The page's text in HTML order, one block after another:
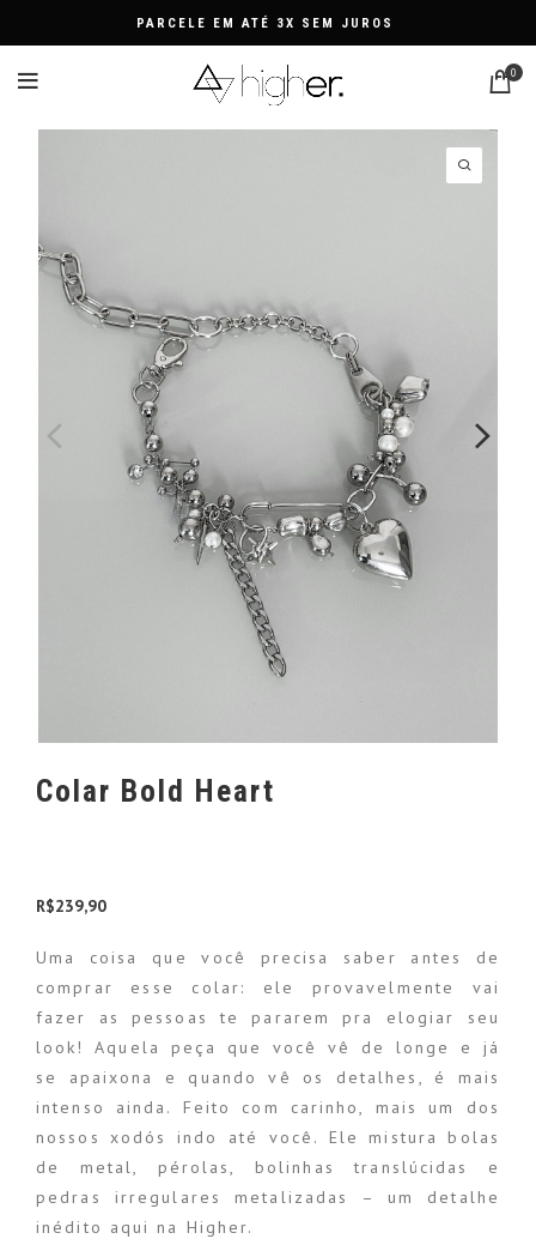
PARCELE EM ATÉ 3X SEM JUROS
0
Colar Bold Heart
R$239,90
Uma coisa que você precisa saber antes de
comprar esse colar: ele provavelmente vai
fazer as pessoas te pararem pra elogiar seu
look! Aquela peça que você vê de longe e já
se apaixona e quando vê os detalhes, é mais
intenso ainda. Feito com carinho, mais um dos
nossos xodós indo até você. Ele mistura bolas
de metal, pérolas, bolinhas translúcidas e
pedras irregulares metalizadas – um detalhe
inédito aqui na Higher.